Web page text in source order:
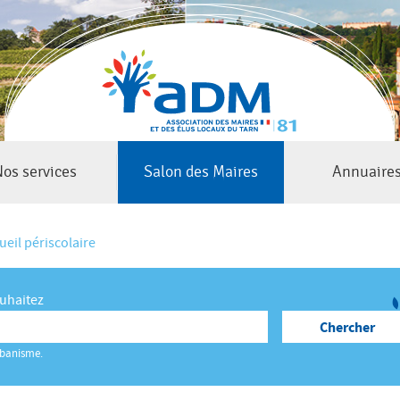
Jump to navigation
services Salon des Maires Annuaires
périscolaire